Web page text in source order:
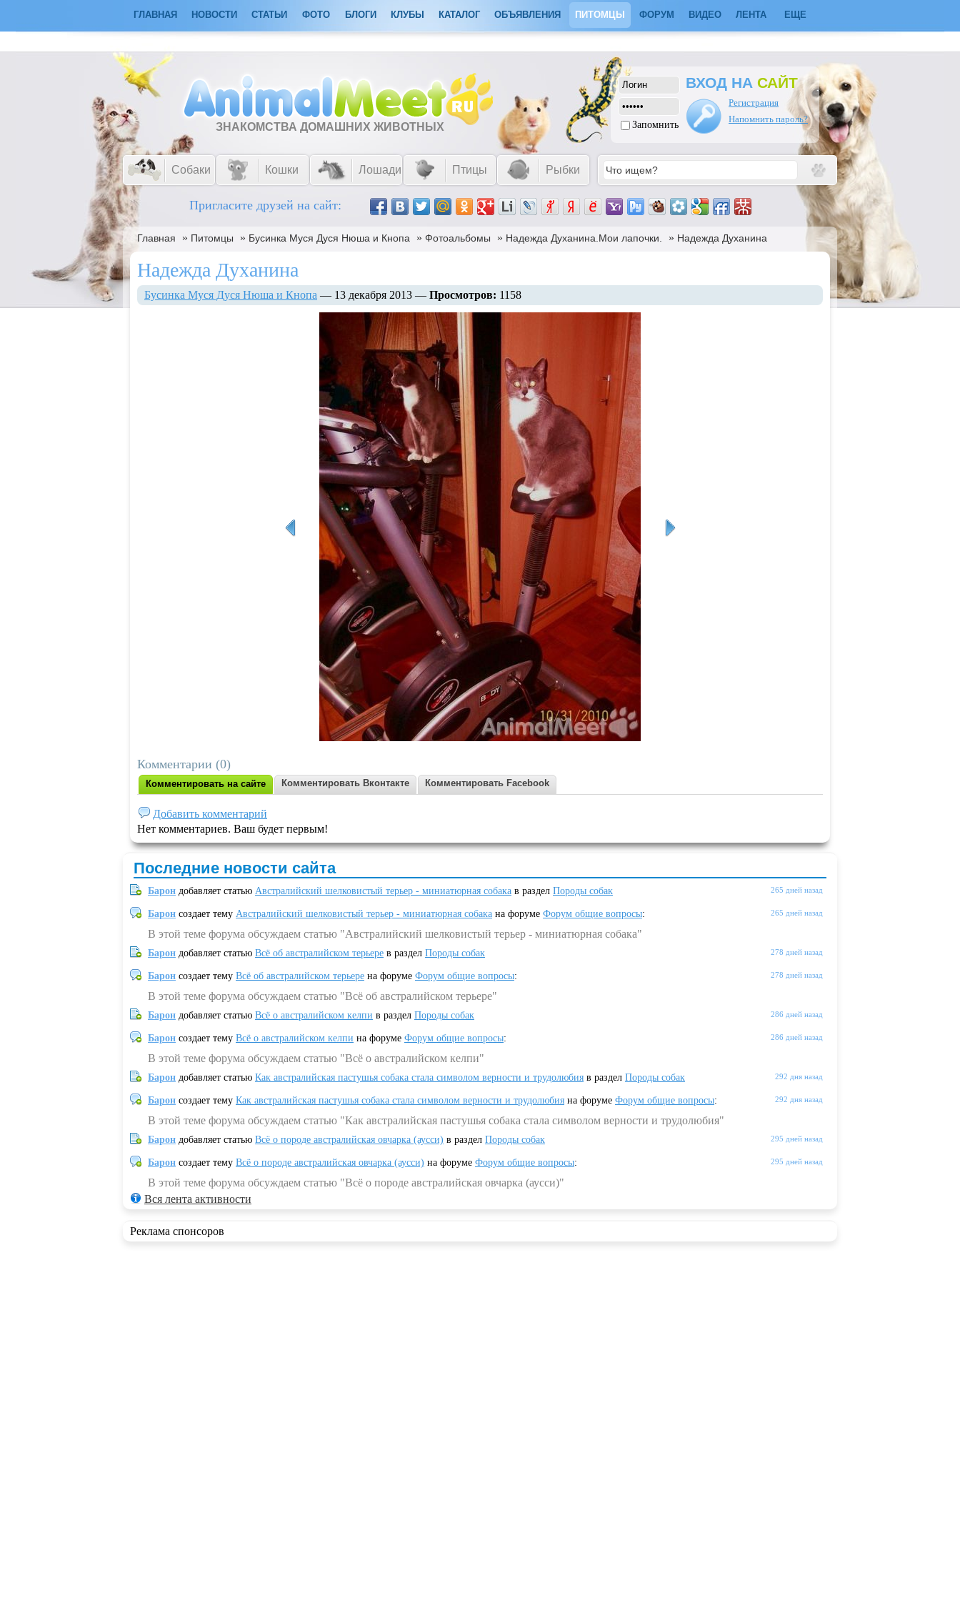
ГЛАВНАЯ НОВОСТИ СТАТЬИ ФОТО БЛОГИ КЛУБЫ КАТАЛОГ ОБЪЯВЛЕНИЯ ПИТОМЦЫ ФОРУМ ВИДЕО ЛЕНТА ЕЩЕ
ЗНАКОМСТВА ДОМАШНИХ ЖИВОТНЫХ Запомнить
ВХОД НА САЙТ
Регистрация
Напомнить пароль?
Собаки Кошки Лошади Птицы Рыбки
Пригласите друзей на сайт:
Главная » Питомцы » Бусинка Муся Дуся Нюша и Кнопа » Фотоальбомы » Надежда Духанина.Мои лапочки. » Надежда Духанина
Надежда Духанина
Бусинка Муся Дуся Нюша и Кнопа — 13 декабря 2013 — Просмотров: 1158
Комментарии (0)
Комментировать на сайте Комментировать Вконтакте Комментировать Facebook
Добавить комментарий
Нет комментариев. Ваш будет первым!
Последние новости сайта
265 дней назад
Барон добавляет статью Австралийский шелковистый терьер - миниатюрная собака в раздел Породы собак
265 дней назад
Барон создает тему Австралийский шелковистый терьер - миниатюрная собака на форуме Форум общие вопросы:
В этой теме форума обсуждаем статью "Австралийский шелковистый терьер - миниатюрная собака"
278 дней назад
Барон добавляет статью Всё об австралийском терьере в раздел Породы собак
278 дней назад
Барон создает тему Всё об австралийском терьере на форуме Форум общие вопросы:
В этой теме форума обсуждаем статью "Всё об австралийском терьере"
286 дней назад
Барон добавляет статью Всё о австралийском келпи в раздел Породы собак
286 дней назад
Барон создает тему Всё о австралийском келпи на форуме Форум общие вопросы:
В этой теме форума обсуждаем статью "Всё о австралийском келпи"
292 дня назад
Барон добавляет статью Как австралийская пастушья собака стала символом верности и трудолюбия в раздел Породы собак
292 дня назад
Барон создает тему Как австралийская пастушья собака стала символом верности и трудолюбия на форуме Форум общие вопросы:
В этой теме форума обсуждаем статью "Как австралийская пастушья собака стала символом верности и трудолюбия"
295 дней назад
Барон добавляет статью Всё о породе австралийская овчарка (аусси) в раздел Породы собак
295 дней назад
Барон создает тему Всё о породе австралийская овчарка (аусси) на форуме Форум общие вопросы:
В этой теме форума обсуждаем статью "Всё о породе австралийская овчарка (аусси)"
Вся лента активности
Реклама спонсоров